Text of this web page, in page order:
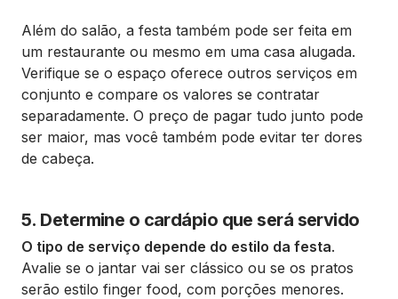
Além do salão, a festa também pode ser feita em
um restaurante ou mesmo em uma casa alugada.
Verifique se o espaço oferece outros serviços em
conjunto e compare os valores se contratar
separadamente. O preço de pagar tudo junto pode
ser maior, mas você também pode evitar ter dores
de cabeça.
5. Determine o cardápio que será servido
O tipo de serviço depende do estilo da festa.
Avalie se o jantar vai ser clássico ou se os pratos
serão estilo finger food, com porções menores.